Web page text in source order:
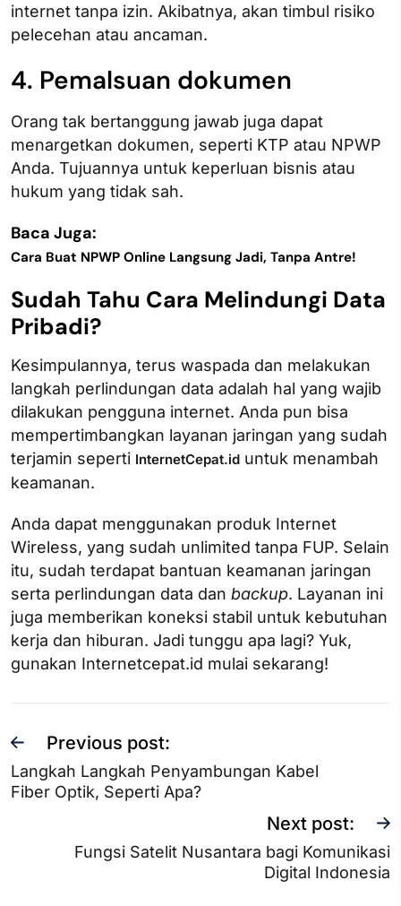
internet tanpa izin. Akibatnya, akan timbul risiko
pelecehan atau ancaman.
4. Pemalsuan dokumen
Orang tak bertanggung jawab juga dapat
menargetkan dokumen, seperti KTP atau NPWP
Anda. Tujuannya untuk keperluan bisnis atau
hukum yang tidak sah.
Baca Juga:
Cara Buat NPWP Online Langsung Jadi, Tanpa Antre!
Sudah Tahu Cara Melindungi Data
Pribadi?
Kesimpulannya, terus waspada dan melakukan
langkah perlindungan data adalah hal yang wajib
dilakukan pengguna internet. Anda pun bisa
mempertimbangkan layanan jaringan yang sudah
terjamin seperti InternetCepat.id untuk menambah
keamanan.
Anda dapat menggunakan produk Internet
Wireless, yang sudah unlimited tanpa FUP. Selain
itu, sudah terdapat bantuan keamanan jaringan
serta perlindungan data dan backup. Layanan ini
juga memberikan koneksi stabil untuk kebutuhan
kerja dan hiburan. Jadi tunggu apa lagi? Yuk,
gunakan Internetcepat.id mulai sekarang!
Previous post:
Langkah Langkah Penyambungan Kabel
Fiber Optik, Seperti Apa?
Next post:
Fungsi Satelit Nusantara bagi Komunikasi
Digital Indonesia